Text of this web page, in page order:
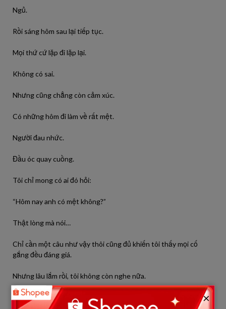
Ngủ.
Rồi sáng hôm sau lại tiếp tục.
Mọi thứ cứ lặp đi lặp lại.
Không có sai.
Nhưng cũng chẳng còn cảm xúc.
Có những hôm đi làm về rất mệt.
Người đau nhức.
Đầu óc quay cuồng.
Tôi chỉ mong có ai đó hỏi:
“Hôm nay anh có mệt không?”
Thật lòng mà nói…
Chỉ cần một câu như vậy thôi cũng đủ khiến tôi thấy mọi cố
gắng đều đáng giá.
Nhưng lâu lắm rồi, tôi không còn nghe nữa.
Thay vào đó là: ×